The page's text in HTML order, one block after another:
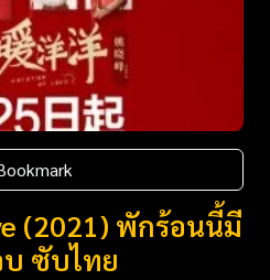
(2021) พักร้อนนี้มี
ซับไทย